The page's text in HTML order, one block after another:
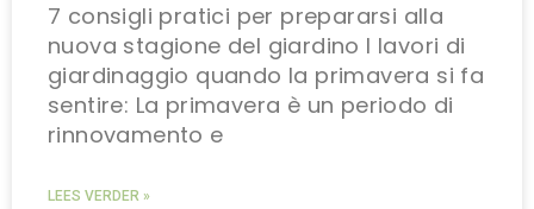
7 consigli pratici per prepararsi alla
nuova stagione del giardino I lavori di
giardinaggio quando la primavera si fa
sentire: La primavera è un periodo di
rinnovamento e
LEES VERDER »